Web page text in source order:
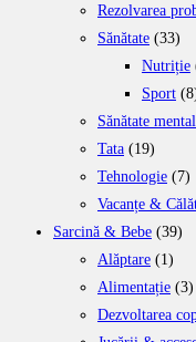
Rezolvarea
Sănătate (33)
Nutriție
Sport
Sănătate
Tata (19)
Tehnologie (7)
Vacanțe &
Sarcină & Bebe (39)
Alăptare (1)
Alimentație (3)
Dezvoltarea